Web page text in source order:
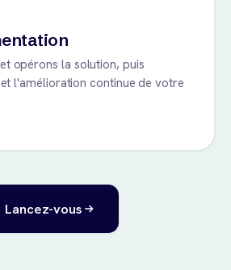
opérons la solution, puis
l'amélioration continue de votre
Lancez-vous